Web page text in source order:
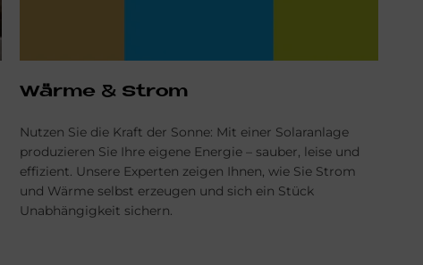
Wär­me & Strom
Nutzen Sie die Kraft der Sonne: Mit einer Solaranlage
produzieren Sie Ihre eigene Energie – sauber, leise und
effizient. Unsere Experten zeigen Ihnen, wie Sie Strom
und Wärme selbst erzeugen und sich ein Stück
Unabhängigkeit sichern.